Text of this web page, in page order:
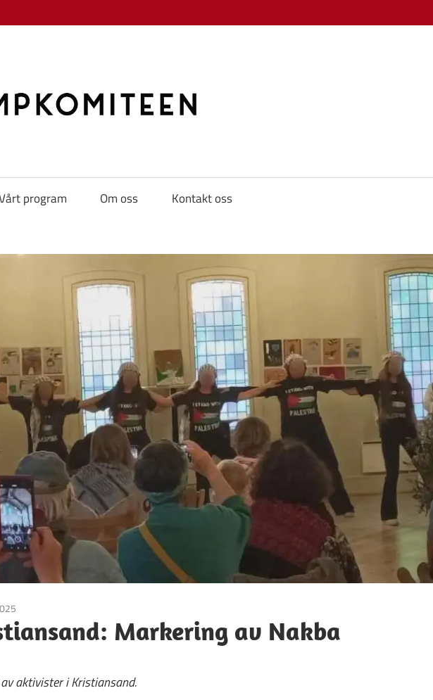
program Om oss Kontakt oss
Markering av Nakba
aktivister i Kristiansand.